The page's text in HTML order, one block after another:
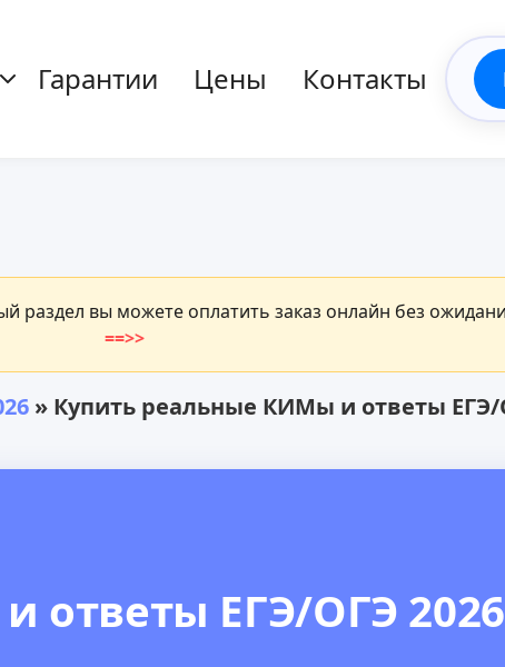
Гарантии Цены Контакты
раздел вы можете оплатить заказ онлайн без
==>>
» Купить реальные КИМы и ответы ЕГЭ/
ЕГЭ/ОГЭ 2026